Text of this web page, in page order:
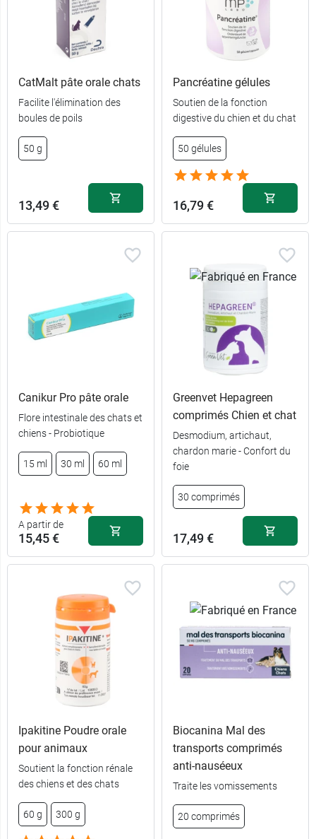
CatMalt pâte orale chats
Facilite l'élimination des
boules de poils
50 g
13,49 €
Pancréatine gélules
Soutien de la fonction
digestive du chien et du chat
50 gélules
16,79 €
Canikur Pro pâte orale
Flore intestinale des chats et
chiens - Probiotique
15 ml 30 ml 60 ml
A partir de
15,45 €
15 ml 15,45 €
22,99 €
60 ml 34,59 €
Greenvet Hepagreen
comprimés Chien et chat
Desmodium, artichaut,
chardon marie - Confort du
foie
30 comprimés
17,49 €
Ipakitine Poudre orale
pour animaux
Soutient la fonction rénale
des chiens et des chats
60 g 300 g
Biocanina Mal des
transports comprimés
anti-nauséeux
Traite les vomissements
20 comprimés